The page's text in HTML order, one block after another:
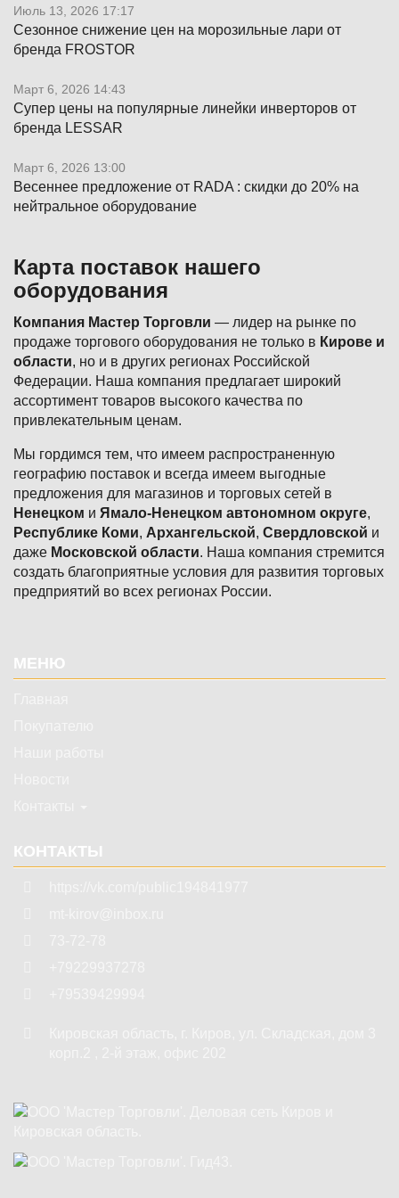
Июль 13, 2026 17:17
Сезонное снижение цен на морозильные лари от
бренда FROSTOR
Март 6, 2026 14:43
Супер цены на популярные линейки инверторов от
бренда LESSAR
Март 6, 2026 13:00
Весеннее предложение от RADA : скидки до 20% на
нейтральное оборудование
Карта поставок нашего
оборудования
Компания Мастер Торговли — лидер на рынке по
продаже торгового оборудования не только в Кирове и
области, но и в других регионах Российской
Федерации. Наша компания предлагает широкий
ассортимент товаров высокого качества по
привлекательным ценам.
Мы гордимся тем, что имеем распространенную
географию поставок и всегда имеем выгодные
предложения для магазинов и торговых сетей в
Ненецком и Ямало-Ненецком автономном округе,
Республике Коми, Архангельской, Свердловской и
даже Московской области. Наша компания стремится
создать благоприятные условия для развития торговых
предприятий во всех регионах России.
МЕНЮ
КОНТАКТЫ